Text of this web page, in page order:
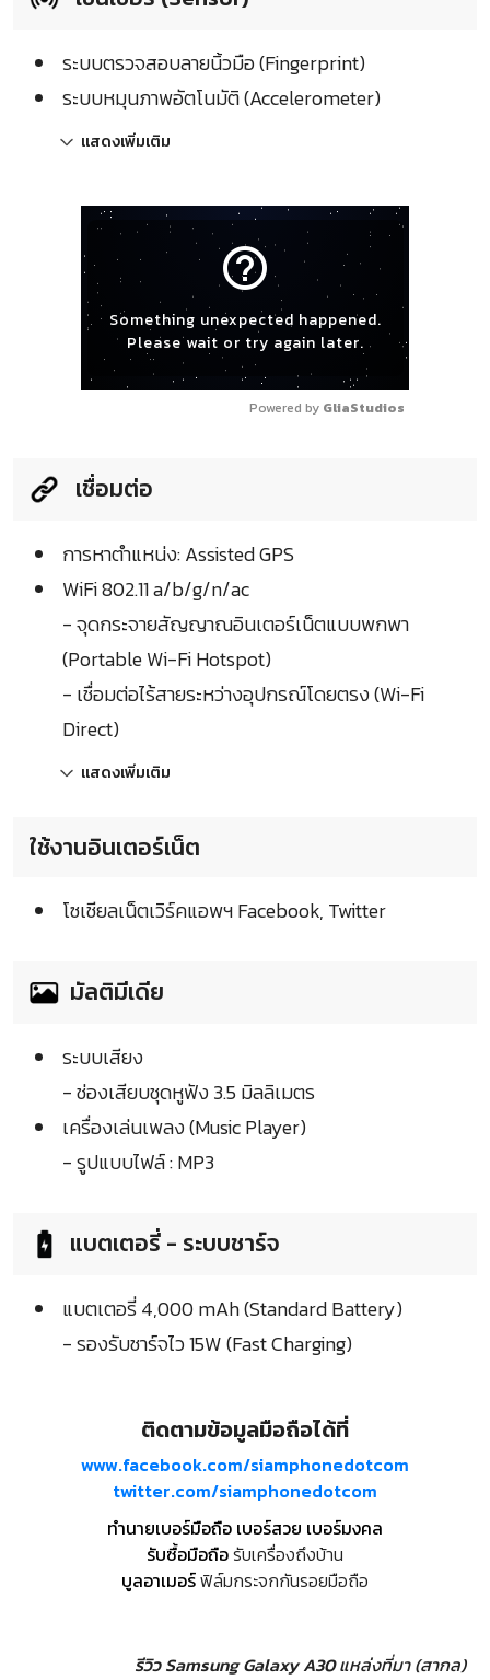
ระบบตรวจสอบลายนิ้วมือ (Fingerprint)
ระบบหมุนภาพอัตโนมัติ (Accelerometer)
แสดงเพิ่มเติม
help_outline
Something unexpected happened.
Please wait or try again later.
Powered by GliaStudios
เชื่อมต่อ
การหาตำแหน่ง: Assisted GPS
WiFi 802.11 a/b/g/n/ac
- จุดกระจายสัญญาณอินเตอร์เน็ตแบบพกพา
(Portable Wi-Fi Hotspot)
- เชื่อมต่อไร้สายระหว่างอุปกรณ์โดยตรง (Wi-Fi
Direct)
แสดงเพิ่มเติม
ใช้งานอินเตอร์เน็ต
โซเชียลเน็ตเวิร์คแอพฯ Facebook, Twitter
มัลติมีเดีย
ระบบเสียง
- ช่องเสียบชุดหูฟัง 3.5 มิลลิเมตร
เครื่องเล่นเพลง (Music Player)
- รูปแบบไฟล์ : MP3
แบตเตอรี่ - ระบบชาร์จ
แบตเตอรี่ 4,000 mAh (Standard Battery)
- รองรับชาร์จไว 15W (Fast Charging)
ติดตามข้อมูลมือถือได้ที่
www.facebook.com/siamphonedotcom
twitter.com/siamphonedotcom
ทำนายเบอร์มือถือ เบอร์สวย เบอร์มงคล
รับซื้อมือถือรับเครื่องถึงบ้าน
บูลอาเมอร์ฟิล์มกระจกกันรอยมือถือ
รีวิว Samsung Galaxy A30 แหล่งที่มา (สากล)